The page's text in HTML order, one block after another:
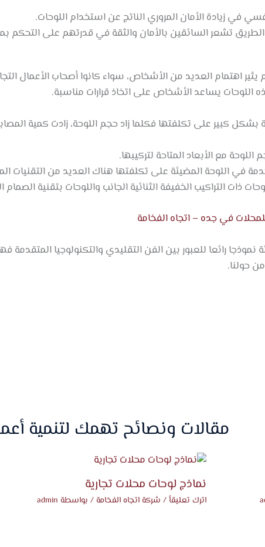
في زيادة الأمان المروري الناتج عن استخدام اللوحات.
تشعر السائقين بالأمان والثقة في قدرتهم على التحكم
اهتمام العديد من الأشخاص، سواء كانوا أصحاب الأعمال
اللوحات يساعد الأشخاص على اتخاذ قرارات مناسبة.
بشكل كبير على تكلفتها فكلما زاد حجم اللوحة، زادت كمية
مع الأبعاد المتاحة لتركيبها.
في اللوحة المضيئة على تكلفتها هناك العديد من التقنيات
ذات التراكيب الخفيفة الثنائية الجانب واللوحات بتقنية
في جده – اتجاه الفخامة
نموذجا رائعا للعبور بين الفن التقليدي والتكنولوجيا
حولنا.
مقالات ونصائح تهمك لتنمية
نماذج لوحات محلات تجارية
اترك تعليقاً / شركة اتجاه الفخامة / بواسطة admin